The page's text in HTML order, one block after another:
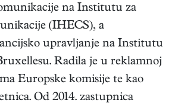
na Institutu za
(IHECS), a
upravljanje na Institutu
Radila je u reklamnoj
Europske komisije te kao
Od 2014. zastupnica